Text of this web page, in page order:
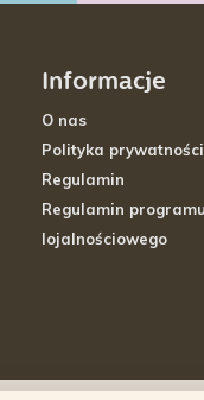
Informacje
O nas
Polityka prywatności
Regulamin
Regulamin programu
lojalnościowego